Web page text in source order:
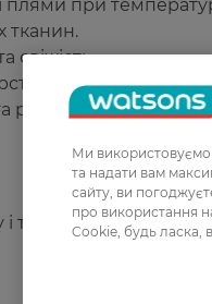
при
тканин.
свіжість.
ручного прання.
і текстилю.
Ми
та надати вам
сайту, ви
про використання
Cookie, будь ласка,